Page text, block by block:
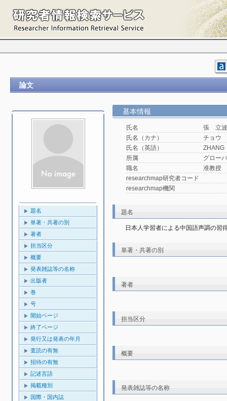
論文
題名
単著・共著の別
著者
担当区分
概要
発表雑誌等の名称
出版者
巻
号
開始ページ
終了ページ
発行又は発表の年月
査読の有無
招待の有無
記述言語
掲載種別
国際・国内誌
基本情報
氏名
張 立波
氏名（カナ）
チョウ
氏名（英語）
所属
グロー
職名
准教授
researchmap研究者コード
researchmap機関
題名
日本人学習者による中国語声調の習
単著・共著の別
著者
担当区分
概要
発表雑誌等の名称